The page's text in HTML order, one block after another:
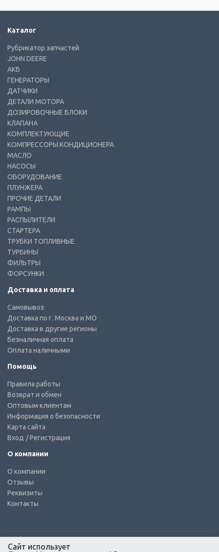
Каталог
Рубрикатор запчастей
JOHN DEERE
АКБ
ГЕНЕРАТОРЫ
ДАТЧИКИ
ДЕТАЛИ МОТОРА
ДОЗИРОВОЧНЫЕ БЛОКИ
КЛАПАНА
КОМПЛЕКТУЮЩИЕ
КОМПРЕССОРЫ КОНДИЦИОНЕРА
МАСЛО
НАСОСЫ
ОБОРУДОВАНИЕ
ПЛУНЖЕРА
ПРОЧИЕ ДЕТАЛИ
РАМПЫ
РАСПЫЛИТЕЛИ
СТАРТЕРА
ТРУБКИ ТОПЛИВНЫЕ
ТУРБИНЫ
ФИЛЬТРЫ
ФОРСУНКИ
Доставка и оплата
Самовывоз
Доставка по г. Москва и МО
Доставка в другие регионы
Безналичная оплата
Оплата наличными
Помощь
Правила работы
Возврат и обмен
Оптовым клиентам
Информация о безопасности
Карта сайта
Вход / Регистрация
О компании
О компании
Отзывы
Реквизиты
Контакты
Сайт использует